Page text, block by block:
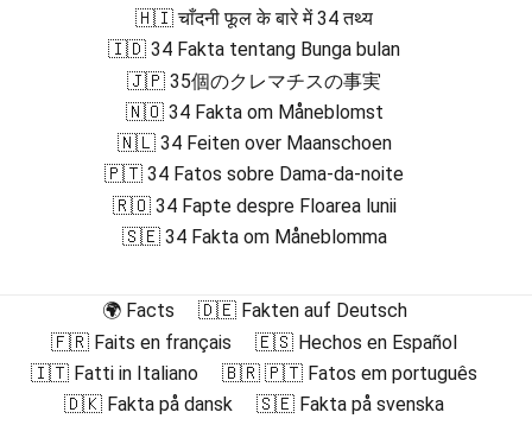
🇭🇮 चाँदनी फूल के बारे में 34 तथ्य
🇮🇩 34 Fakta tentang Bunga bulan
🇯🇵 35個のクレマチスの事実
🇳🇴 34 Fakta om Måneblomst
🇳🇱 34 Feiten over Maanschoen
🇵🇹 34 Fatos sobre Dama-da-noite
🇷🇴 34 Fapte despre Floarea lunii
🇸🇪 34 Fakta om Måneblomma
🌍 Facts
🇩🇪 Fakten auf Deutsch
🇫🇷 Faits en français
🇪🇸 Hechos en Español
🇮🇹 Fatti in Italiano
🇧🇷 🇵🇹 Fatos em português
🇩🇰 Fakta på dansk
🇸🇪 Fakta på svenska